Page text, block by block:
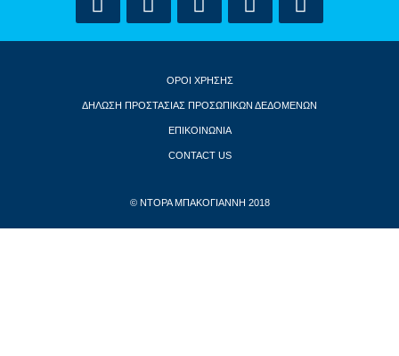
ΟΡΟΙ ΧΡΗΣΗΣ
ΔΗΛΩΣΗ ΠΡΟΣΤΑΣΙΑΣ ΠΡΟΣΩΠΙΚΩΝ ΔΕΔΟΜΕΝΩΝ
ΕΠΙΚΟΙΝΩΝΙΑ
CONTACT US
© ΝΤΟΡΑ ΜΠΑΚΟΓΙΑΝΝΗ 2018